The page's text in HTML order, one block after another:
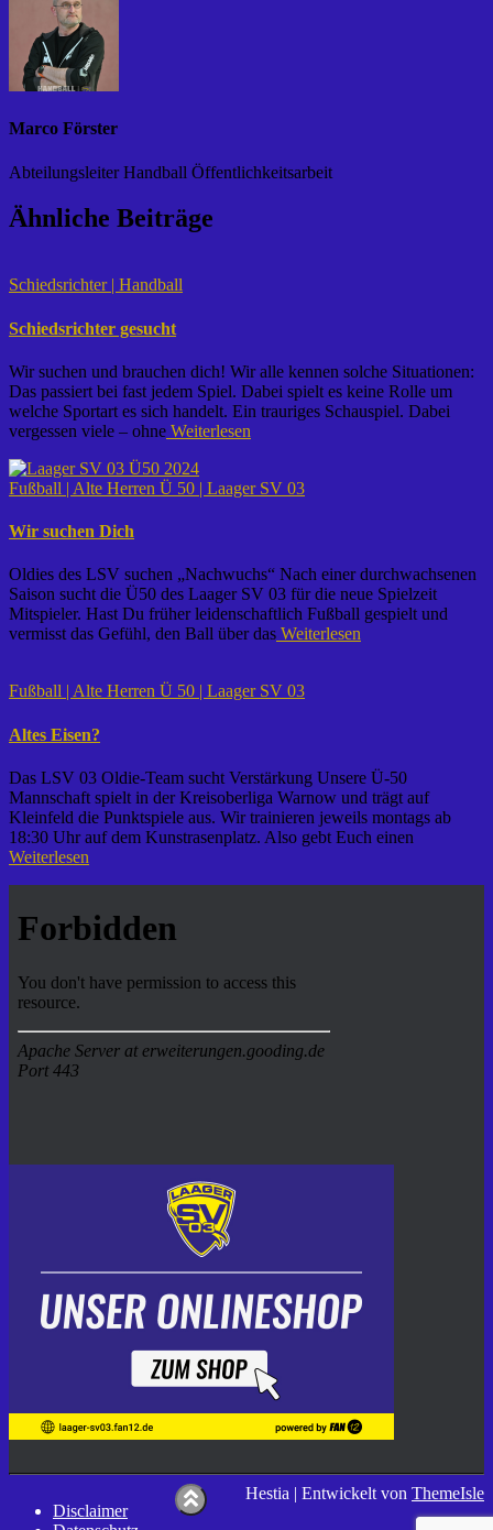
Marco Förster
Abteilungsleiter Handball Öffentlichkeitsarbeit
Ähnliche Beiträge
Schiedsrichter | Handball
Schiedsrichter gesucht
Wir suchen und brauchen dich! Wir alle kennen solche Situationen:
Das passiert bei fast jedem Spiel. Dabei spielt es keine Rolle um
welche Sportart es sich handelt. Ein trauriges Schauspiel. Dabei
vergessen viele – ohne Weiterlesen
Fußball | Alte Herren Ü 50 | Laager SV 03
Wir suchen Dich
Oldies des LSV suchen „Nachwuchs“ Nach einer durchwachsenen
Saison sucht die Ü50 des Laager SV 03 für die neue Spielzeit
Mitspieler. Hast Du früher leidenschaftlich Fußball gespielt und
vermisst das Gefühl, den Ball über das Weiterlesen
Fußball | Alte Herren Ü 50 | Laager SV 03
Altes Eisen?
Das LSV 03 Oldie-Team sucht Verstärkung Unsere Ü-50
Mannschaft spielt in der Kreisoberliga Warnow und trägt auf
Kleinfeld die Punktspiele aus. Wir trainieren jeweils montags ab
18:30 Uhr auf dem Kunstrasenplatz. Also gebt Euch einen
Weiterlesen
Disclaimer
Hestia | Entwickelt von ThemeIsle